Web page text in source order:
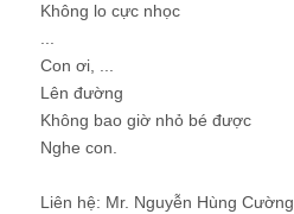
Không lo cực nhọc
Con ơi, ...
Lên đường
Không bao giờ nhỏ bé được
Nghe con.
Liên hệ: Mr. Nguyễn Hùng Cường